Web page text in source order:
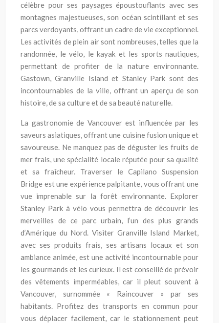
célèbre pour ses paysages époustouflants avec ses
montagnes majestueuses, son océan scintillant et ses
parcs verdoyants, offrant un cadre de vie exceptionnel.
Les activités de plein air sont nombreuses, telles que la
randonnée, le vélo, le kayak et les sports nautiques,
permettant de profiter de la nature environnante.
Gastown, Granville Island et Stanley Park sont des
incontournables de la ville, offrant un aperçu de son
histoire, de sa culture et de sa beauté naturelle.
La gastronomie de Vancouver est influencée par les
saveurs asiatiques, offrant une cuisine fusion unique et
savoureuse. Ne manquez pas de déguster les fruits de
mer frais, une spécialité locale réputée pour sa qualité
et sa fraîcheur. Traverser le Capilano Suspension
Bridge est une expérience palpitante, vous offrant une
vue imprenable sur la forêt environnante. Explorer
Stanley Park à vélo vous permettra de découvrir les
merveilles de ce parc urbain, l’un des plus grands
d’Amérique du Nord. Visiter Granville Island Market,
avec ses produits frais, ses artisans locaux et son
ambiance animée, est une activité incontournable pour
les gourmands et les curieux. Il est conseillé de prévoir
des vêtements imperméables, car il pleut souvent à
Vancouver, surnommée « Raincouver » par ses
habitants. Profitez des transports en commun pour
vous déplacer facilement, car le stationnement peut